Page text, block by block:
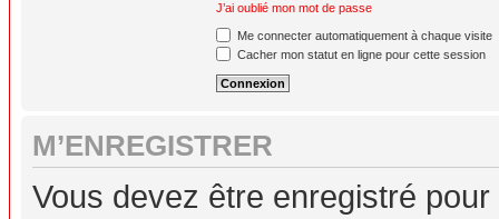
J’ai oublié mon mot de passe
Me connecter automatiquement à chaque visite
Cacher mon statut en ligne pour cette session
M’ENREGISTRER
Vous devez être enregistré